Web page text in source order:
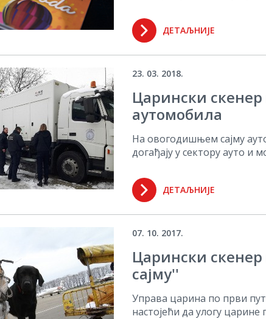
ДЕТАЉНИЈЕ
23. 03. 2018.
Царински
аутомобила
На овогодишњем сајму
догађају у сектору ауто и
ДЕТАЉНИЈЕ
07. 10. 2017.
Царински
сајму''
Управа царина по први пут
настојећи да улогу